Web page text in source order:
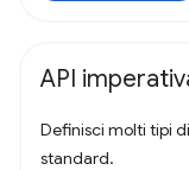
API
Definisci molti tipi
standard.